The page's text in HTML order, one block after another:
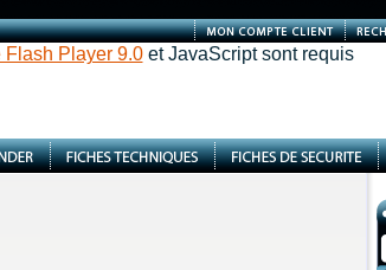
Flash Player 9.0et JavaScript sont requis